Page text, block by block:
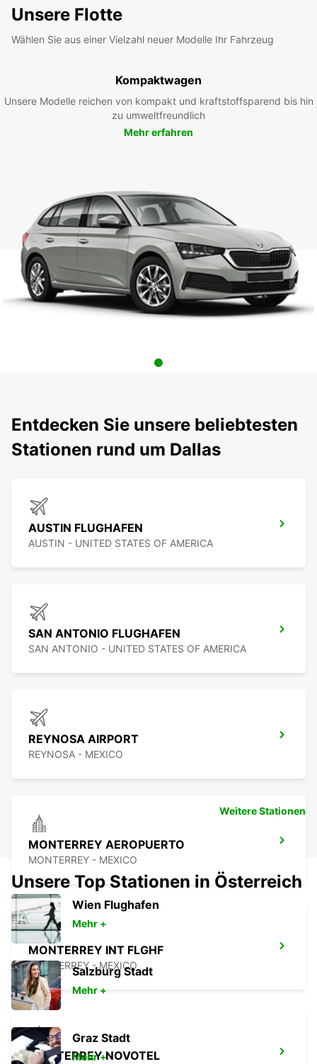
Unsere Flotte
Wählen Sie aus einer Vielzahl neuer Modelle Ihr Fahrzeug
Kompaktwagen
Unsere Modelle reichen von kompakt und kraftstoffsparend bis hin
zu umweltfreundlich
Mehr erfahren
Entdecken Sie unsere beliebtesten
Stationen rund um Dallas
AUSTIN FLUGHAFEN
AUSTIN - UNITED STATES OF AMERICA
SAN ANTONIO FLUGHAFEN
SAN ANTONIO - UNITED STATES OF AMERICA
REYNOSA AIRPORT
REYNOSA - MEXICO
MONTERREY AEROPUERTO
MONTERREY - MEXICO
MONTERREY INT FLGHF
MONTERREY - MEXICO
MONTERREY NOVOTEL
Weitere Stationen
Unsere Top Stationen in Österreich
Wien Flughafen
Mehr +
Salzburg Stadt
Mehr +
Graz Stadt
Mehr +